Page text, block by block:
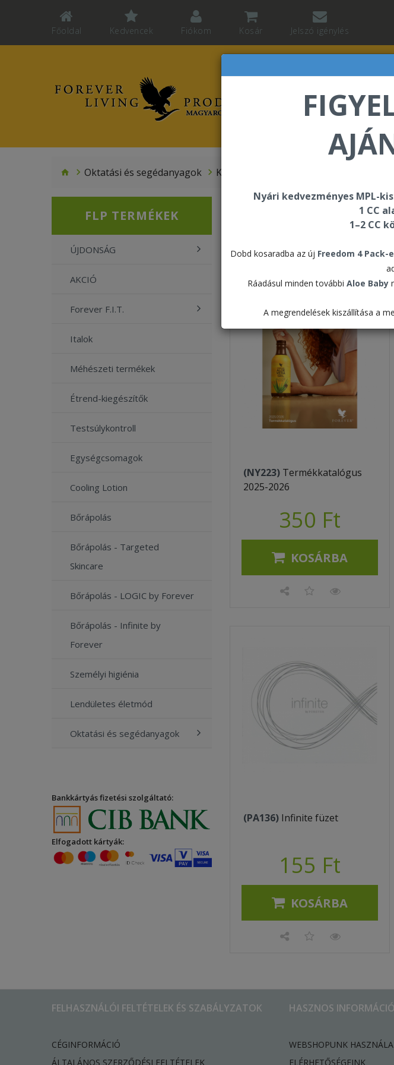
Nyári kedvezményes MPL-
1 CC
1–2 CC
Dobd kosaradba az új Freedom 4 Pack-
Ráadásul minden további Aloe Baby
A megrendelések kiszállítása a
Főoldal Kedvencek Fiókom Kosár Jelszó igénylés
Oktatási és segédanyagok Katalógusok
FLP TERMÉKEK
ÚJDONSÁG
AKCIÓ
Forever F.I.T.
Italok
Méhészeti termékek
Étrend-kiegészítők
Testsúlykontroll
Egységcsomagok
Cooling Lotion
Bőrápolás
Bőrápolás - Targeted
Skincare
Bőrápolás - LOGIC by Forever
Bőrápolás - Infinite by
Forever
Személyi higiénia
Lendületes életmód
Oktatási és segédanyagok
Bankkártyás fizetési szolgáltató:
Elfogadott kártyák:
Katalógusok
Alapértelmezett
(NY223) Termékkatalógus
2025-2026
350 Ft
KOSÁRBA
(PA136) Infinite füzet
155 Ft
KOSÁRBA
FELHASZNÁLÓI FELTÉTELEK ÉS SZABÁLYZATOK
CÉGINFORMÁCIÓ
ÁLTALÁNOS SZERZŐDÉSI FELTÉTELEK
HASZNOS
WEBSHOPUNK
ELÉRHETŐSÉGEINK